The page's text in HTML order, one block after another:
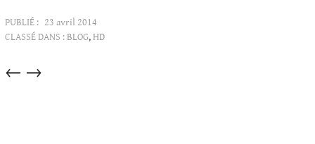
PUBLIÉ : 23 avril 2014
CLASSÉ DANS :BLOG,HD
Articles
→
←